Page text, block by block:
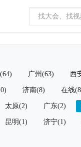
广州(63) 西
济南(8) 在线
太原(2) 广东(2)
昆明(1) 济宁(1)